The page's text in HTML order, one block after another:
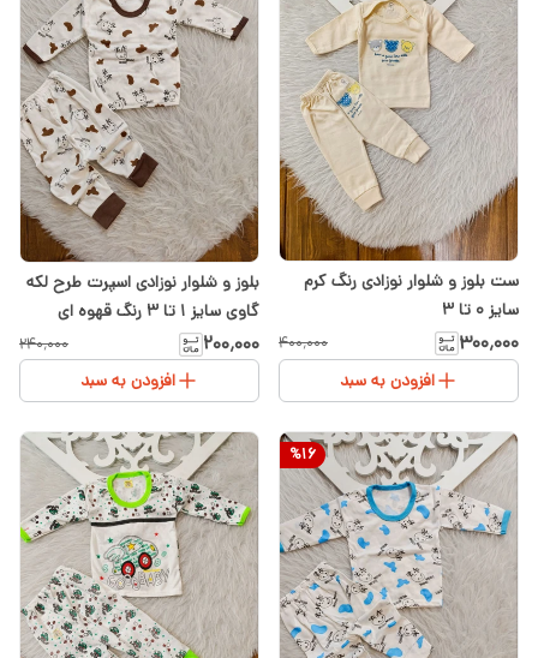
ست بلوز و شلوار نوزادی رنگ کرم
سایز ۰ تا ۳
۳۰۰٬۰۰۰ ۴۰۰٬۰۰۰
افزودن به سبد
بلوز و شلوار نوزادی اسپرت طرح لکه
گاوی سایز ۱ تا ۳ رنگ قهوه ای
۲۰۰٬۰۰۰ ۲۴۰٬۰۰۰
افزودن به سبد
%16